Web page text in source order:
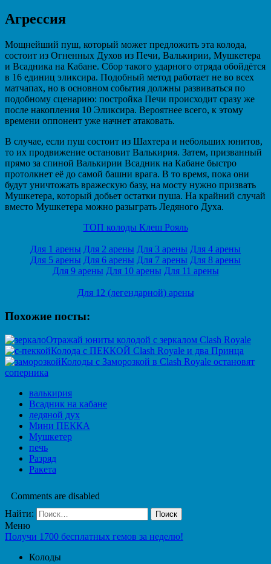
Агрессия
Мощнейший пуш, который может предложить эта колода,
состоит из Огненных Духов из Печи, Валькирии, Мушкетера
и Всадника на Кабане. Сбор такого ударного отряда обойдётся
в 16 единиц эликсира. Подобный метод работает не во всех
матчапах, но в основном события должны развиваться по
подобному сценарию: постройка Печи происходит сразу же
после накопления 10 Эликсира. Вероятнее всего, к этому
времени оппонент уже начнет атаковать.
В случае, если пуш состоит из Шахтера и небольших юнитов,
то их продвижение остановит Валькирия. Затем, призванный
прямо за спиной Валькирии Всадник на Кабане быстро
протолкнет её до самой башни врага. В то время, пока они
будут уничтожать вражескую базу, на мосту нужно призвать
Мушкетера, который добьет остатки пуша. На крайний случай
вместо Мушкетера можно разыграть Ледяного Духа.
ТОП колоды Клеш Рояль
Для 1 арены Для 2 арены Для 3 арены Для 4 арены
Для 5 арены Для 6 арены Для 7 арены Для 8 арены
Для 9 арены Для 10 арены Для 11 арены
Для 12 (легендарной) арены
Похожие посты:
Отражай юниты колодой с зеркалом Clash Royale
Колода с ПЕККОЙ Clash Royale и два Принца
Колоды с Заморозкой в Clash Royale остановят
соперника
валькирия
Всадник на кабане
ледяной дух
Мини ПЕККА
Мушкетер
печь
Разряд
Ракета
Comments are disabled
Найти:
Меню
Получи 1700 бесплатных гемов за неделю!
Колоды